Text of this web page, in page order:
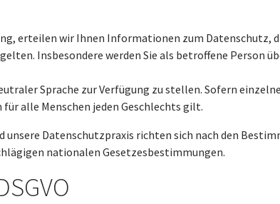
erteilen wir Ihnen Informationen zum Datenschutz,
Insbesondere werden Sie als betroffene Person
Sprache zur Verfügung zu stellen. Sofern
alle Menschen jeden Geschlechts gilt.
Datenschutzpraxis richten sich nach den
nationalen Gesetzesbestimmungen.